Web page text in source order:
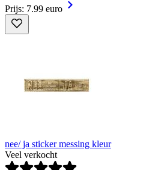
Prijs: 7.99 euro
nee/ ja sticker messing kleur
Veel verkocht